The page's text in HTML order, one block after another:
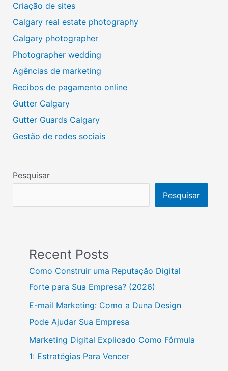
Criação de sites
Calgary real estate photography
Calgary photographer
Photographer wedding
Agências de marketing
Recibos de pagamento online
Gutter Calgary
Gutter Guards Calgary
Gestão de redes sociais
Pesquisar
Pesquisar
Recent Posts
Como Construir uma Reputação Digital
Forte para Sua Empresa? (2026)
E-mail Marketing: Como a Duna Design
Pode Ajudar Sua Empresa
Marketing Digital Explicado Como Fórmula
1: Estratégias Para Vencer